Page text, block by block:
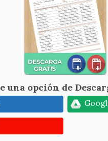
una opción de